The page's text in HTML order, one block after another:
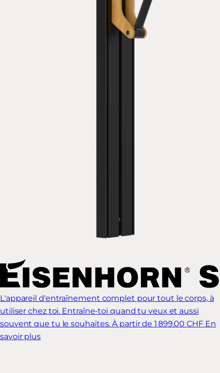
L'appareil d'entraînement complet pour tout le corps, à
utiliser chez toi. Entraîne-toi quand tu veux et aussi
souvent que tu le souhaites. À partir de 1 899.00 CHF En
savoir plus